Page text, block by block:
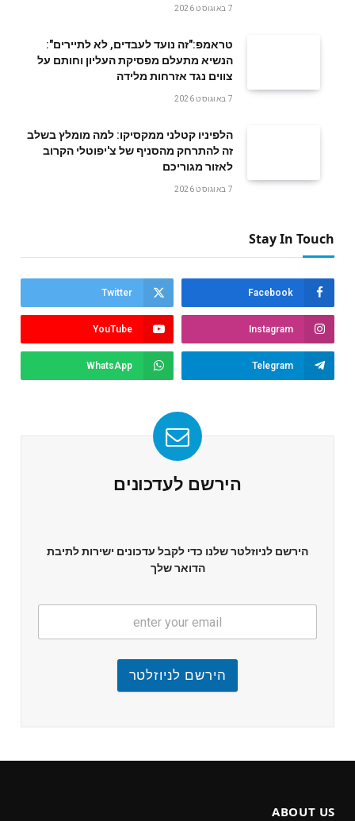
7 באוגוסט 2026
טראמפ:"זה נועד לעבדים, לא לתיירים":
הנשיא מתעלם מפסיקת העליון וחותם על
צווים נגד אזרחות מלידה
7 באוגוסט 2026
הלפיניו קטלני ממקסיקו: למה מומלץ בשלב
זה להתרחק מהסניף של צ'יפוטלי הקרוב
לאזור מגוריכם
7 באוגוסט 2026
Stay In Touch
Facebook
Twitter
Instagram
YouTube
Telegram
WhatsApp
הירשם לעדכונים
הירשם לניוזלטר שלנו כדי לקבל עדכונים ישירות לתיבת
הדואר שלך
הירשם לניוזלטר
ABOUT US